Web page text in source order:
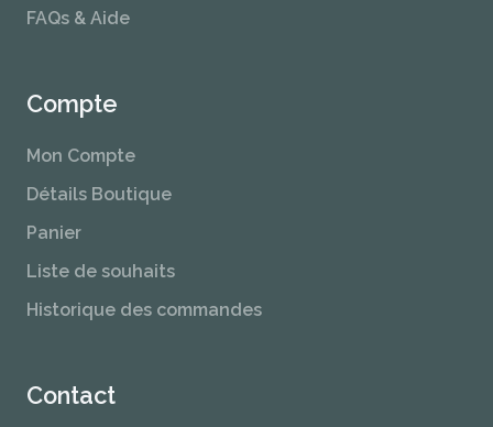
FAQs & Aide
Compte
Mon Compte
Détails Boutique
Panier
Liste de souhaits
Historique des commandes
Contact